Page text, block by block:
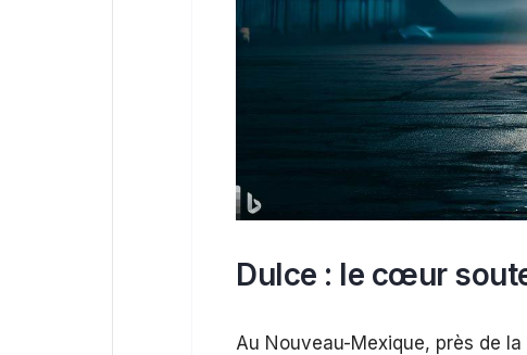
Dulce : le cœur
Au Nouveau-Mexique, près de